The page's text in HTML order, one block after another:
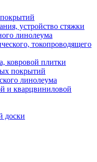
устройство стяжки
линолеума
токопроводящего
ковровой плитки
покрытий
линолеума
и кварцвиниловой
доски